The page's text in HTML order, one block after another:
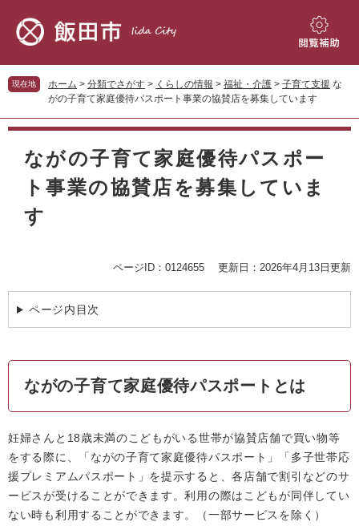
先
頭
す。
を
飛
し
閲
補
助
現在地 ホーム > 分類でさがす > くらしの情報 > 福祉・介護 > 子育て支援 な
がの子育て家庭優待パスポート事業の協賛店を募集しています
本
ながの子育て家庭優待パスポー
ト事業の協賛店を募集していま
す
ページID：0124655 更新日：2026年4月13日更新
ページ内目次
ながの子育て家庭優待パスポートとは
妊婦さんと18歳未満のこどもがいる世帯が協賛店舗で買い物等
をする際に、「ながの子育て家庭優待パスポート」「多子世帯応
援プレミアムパスポート」を提示すると、各店舗で割引などのサ
ービスが受けることができます。利用の際はこどもが同伴してい
ない時も利用することができます。（一部サービスを除く）